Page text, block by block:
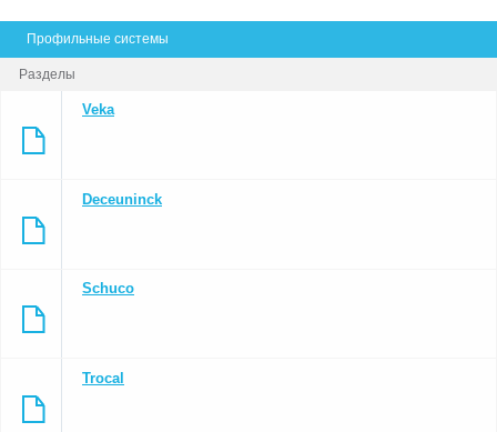
Профильные системы
Разделы
Veka
Deceuninck
Schuco
Trocal